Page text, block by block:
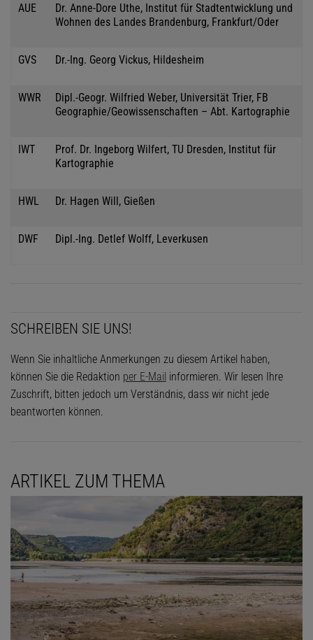
AUE
Dr. Anne-Dore Uthe, Institut für Stadtentwicklung und
Wohnen des Landes Brandenburg, Frankfurt/Oder
GVS Dr.-Ing. Georg Vickus, Hildesheim
WWR
Dipl.-Geogr. Wilfried Weber, Universität Trier, FB
Geographie/Geowissenschaften – Abt. Kartographie
IWT
Prof. Dr. Ingeborg Wilfert, TU Dresden, Institut für
Kartographie
HWL Dr. Hagen Will, Gießen
DWF Dipl.-Ing. Detlef Wolff, Leverkusen
SCHREIBEN SIE UNS!
Wenn Sie inhaltliche Anmerkungen zu diesem Artikel haben,
können Sie die Redaktion per E-Mail informieren. Wir lesen Ihre
Zuschrift, bitten jedoch um Verständnis, dass wir nicht jede
beantworten können.
ARTIKEL ZUM THEMA